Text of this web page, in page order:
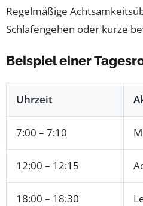
Regelmäßige
Schlafengehen oder kurze
Beispiel einer
Uhrzeit
7:00 – 7:10
12:00 – 12:15
18:00 – 18:30